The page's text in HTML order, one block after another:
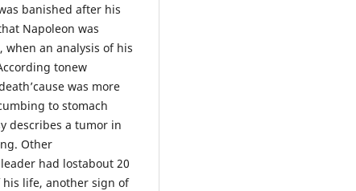
banished after his
Napoleon was
when an analysis of his
tonew
was more
to stomach
describes a tumor in
Other
had lostabout 20
life, another sign of